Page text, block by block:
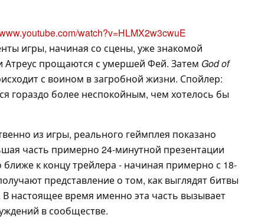
watch?v=HLMX2w3cwuE
игры, начиная со сцены, уже знакомой
Атреус прощаются с умершей Фей. Затем God of
с воином в загробной жизни. Спойлер:
гораздо более неспокойным, чем хотелось бы
из игры, реального геймплея показано
часть примерно 24-минутной презентации
ближе к концу трейлера - начиная примерно с 18-
представление о том, как выглядят битвы
В настоящее время именно эта часть вызывает
в сообществе.